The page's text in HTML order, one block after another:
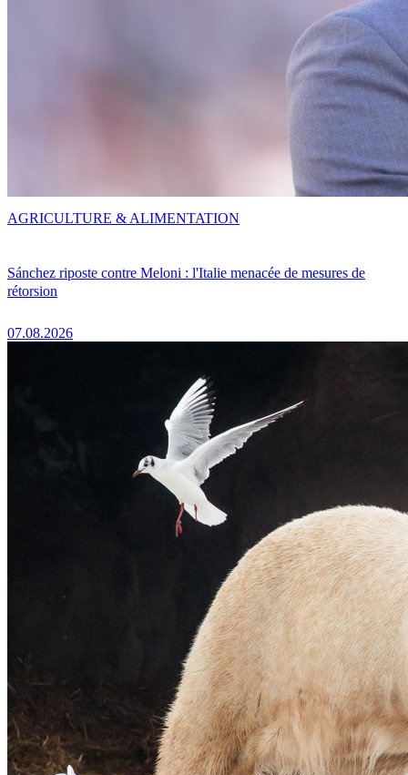
Sánchez riposte contre Meloni : l'Italie menacée de mesures de
rétorsion
07.08.2026
AGRICULTURE & ALIMENTATION